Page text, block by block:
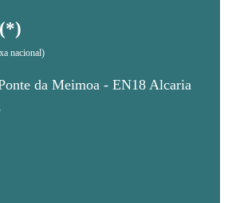
nacional)
da Meimoa - EN18 Alcaria